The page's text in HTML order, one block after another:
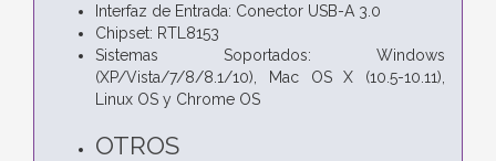
Interfaz de Entrada: Conector USB-A 3.0
Chipset: RTL8153
Sistemas Soportados: Windows
(XP/Vista/7/8/8.1/10), Mac OS X (10.5-10.11),
Linux OS y Chrome OS
OTROS